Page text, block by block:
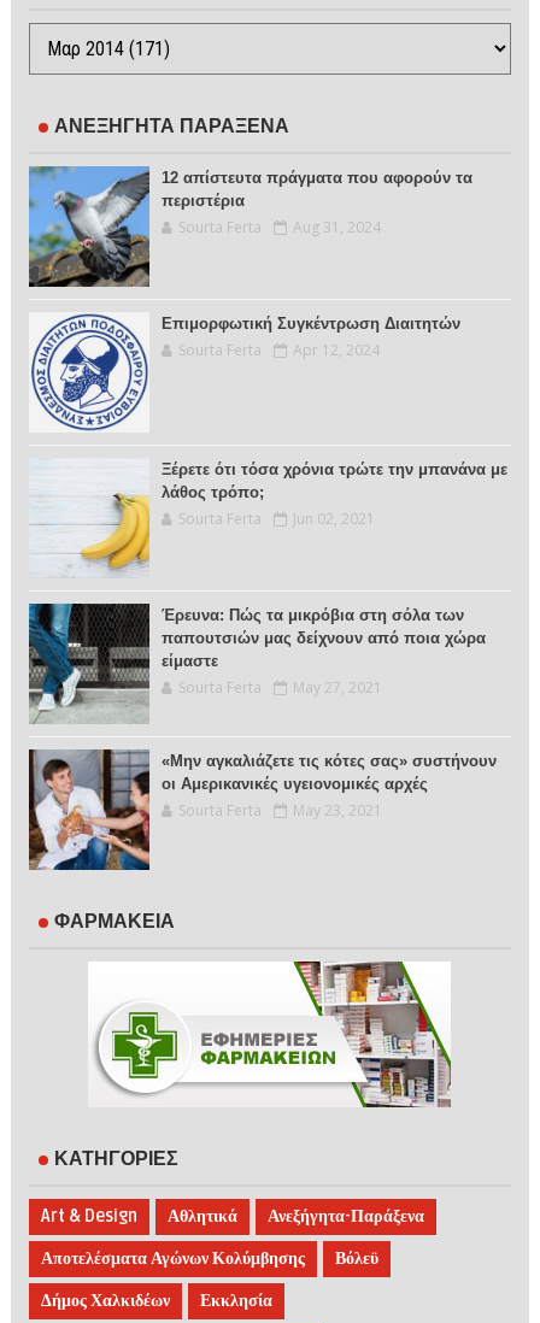
ΑΝΕΞΗΓΗΤΑ ΠΑΡΑΞΕΝΑ
12 απίστευτα πράγματα που αφορούν τα
περιστέρια
Sourta Ferta Aug 31, 2024
Επιμορφωτική Συγκέντρωση Διαιτητών
Sourta Ferta Apr 12, 2024
Ξέρετε ότι τόσα χρόνια τρώτε την μπανάνα με
λάθος τρόπο;
Sourta Ferta Jun 02, 2021
Έρευνα: Πώς τα μικρόβια στη σόλα των
παπουτσιών μας δείχνουν από ποια χώρα
είμαστε
Sourta Ferta May 27, 2021
«Μην αγκαλιάζετε τις κότες σας» συστήνουν
οι Αμερικανικές υγειονομικές αρχές
Sourta Ferta May 23, 2021
ΦΑΡΜΑΚΕΙΑ
ΚΑΤΗΓΟΡΙΕΣ
Art & Design Αθλητικά Ανεξήγητα-Παράξενα
Αποτελέσματα Αγώνων Κολύμβησης Βόλεϋ
Δήμος Χαλκιδέων Εκκλησία